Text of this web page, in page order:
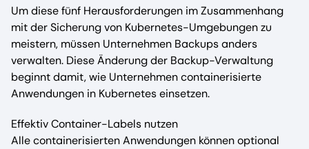
Um diese fünf Herausforderungen im Zusammenhang
mit der Sicherung von Kubernetes-Umgebungen zu
meistern, müssen Unternehmen Backups anders
verwalten. Diese Änderung der Backup-Verwaltung
beginnt damit, wie Unternehmen containerisierte
Anwendungen in Kubernetes einsetzen.
Effektiv Container-Labels nutzen
Alle containerisierten Anwendungen können optional